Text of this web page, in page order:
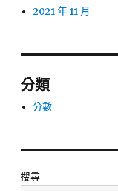
2021 年 11 月
分類
分數
搜尋